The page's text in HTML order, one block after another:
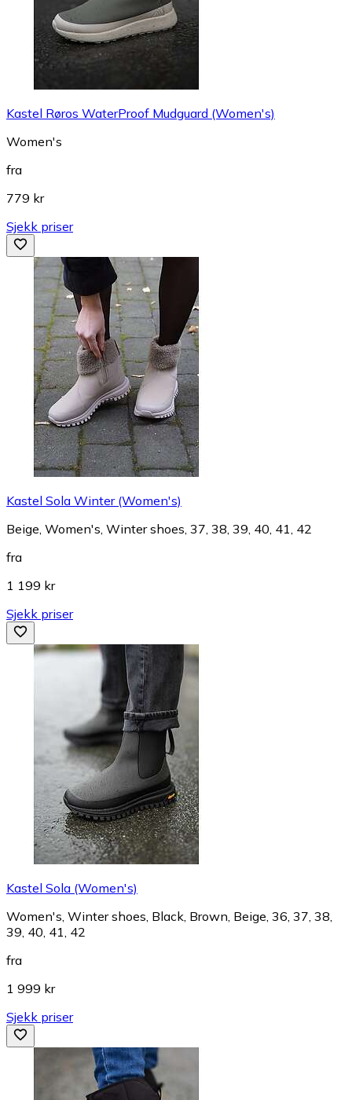
Kastel Røros WaterProof Mudguard (Women's)
Women's
fra
779 kr
Sjekk priser
Kastel Sola Winter (Women's)
Beige, Women's, Winter shoes, 37, 38, 39, 40, 41, 42
fra
1 199 kr
Sjekk priser
Kastel Sola (Women's)
Women's, Winter shoes, Black, Brown, Beige, 36, 37, 38,
39, 40, 41, 42
fra
1 999 kr
Sjekk priser